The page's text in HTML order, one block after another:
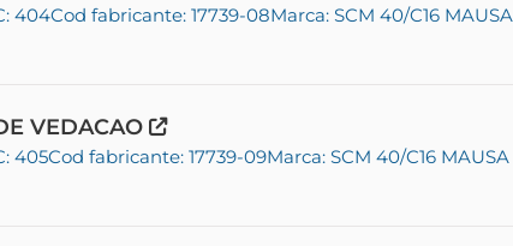
404Cod fabricante: 17739-08Marca: SCM 40/C16 MAUSA
VEDACAO
405Cod fabricante: 17739-09Marca: SCM 40/C16 MAUSA